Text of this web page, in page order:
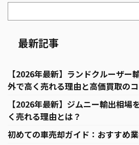
最新記事
【2026年最新】ランドクルーザー
外で高く売れる理由と高価買取の
【2026年最新】ジムニー輸出相場
く売れる理由とは？
初めての車売却ガイド：おすすめ